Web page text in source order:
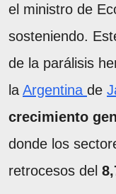
el ministro de
sosteniendo.
de la parálisis
la Argentina de
crecimiento
donde los
retrocesos del